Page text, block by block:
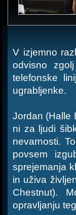
V izjemno
odvisno
telefonske
ugrabljenke.
Jordan (Halle
ni za ljudi
nevarnosti.
povsem
sprejemanja
in uživa
Chestnut).
opravljanju